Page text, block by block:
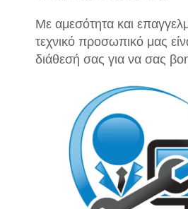
Με αμεσότητα και
τεχνικό προσωπικό μας
διάθεσή σας για να σας